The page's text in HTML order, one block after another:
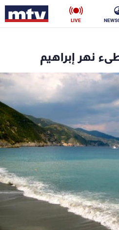
LIVE
نهر إبراهيم
ناس
فن
رياضة